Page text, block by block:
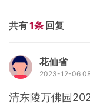
共有1条 回复
花仙省
2023-12-06
清东陵万佛园